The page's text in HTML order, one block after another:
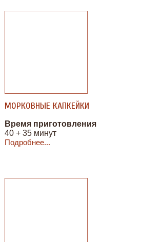
МОРКОВНЫЕ КАПКЕЙКИ
Время приготовления
40 + 35 минут
Подробнее...